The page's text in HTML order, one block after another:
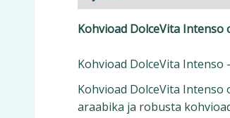
Kohvioad DolceVita
Kohvioad DolceVita Intenso
Kohvioad DolceVita
araabika ja robusta